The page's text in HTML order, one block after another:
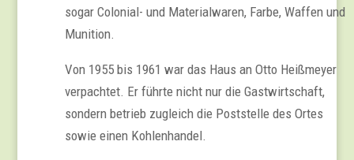
sogar Colonial- und Materialwaren, Farbe, Waffen und
Munition.
Von 1955 bis 1961 war das Haus an Otto Heißmeyer
verpachtet. Er führte nicht nur die Gastwirtschaft,
sondern betrieb zugleich die Poststelle des Ortes
sowie einen Kohlenhandel.